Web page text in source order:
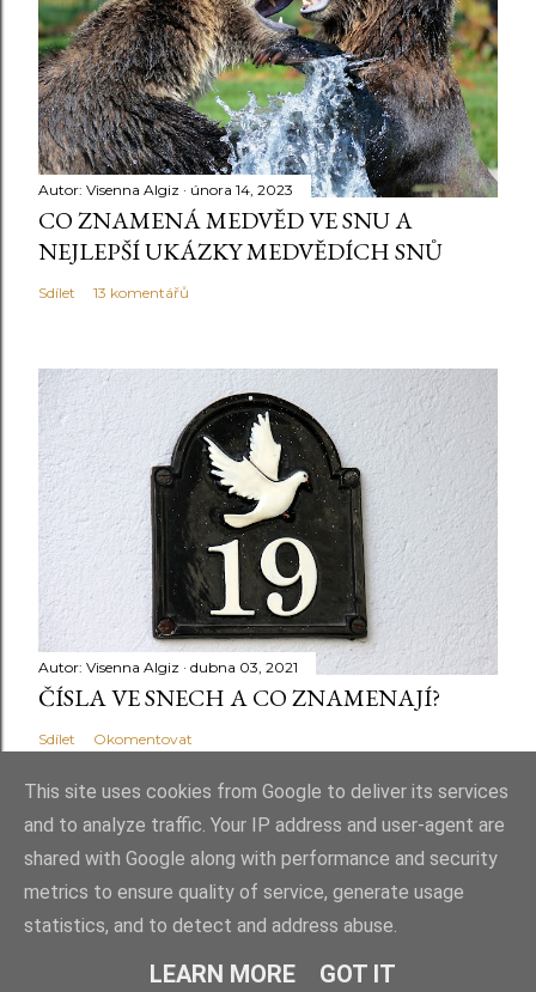
Autor: Visenna Algiz února 14, 2023
CO ZNAMENÁ MEDVĚD VE SNU A
NEJLEPŠÍ UKÁZKY MEDVĚDÍCH SNŮ
Sdílet 13 komentářů
Autor: Visenna Algiz dubna 03, 2021
ČÍSLA VE SNECH A CO ZNAMENAJÍ?
Sdílet Okomentovat
Používá technologii služby Blogger
© Taťána Kročková 2026. Všechna práva vyhrazena
This site uses cookies from Google to deliver its services
and to analyze traffic. Your IP address and user-agent are
shared with Google along with performance and security
metrics to ensure quality of service, generate usage
statistics, and to detect and address abuse.
LEARN MORE GOT IT